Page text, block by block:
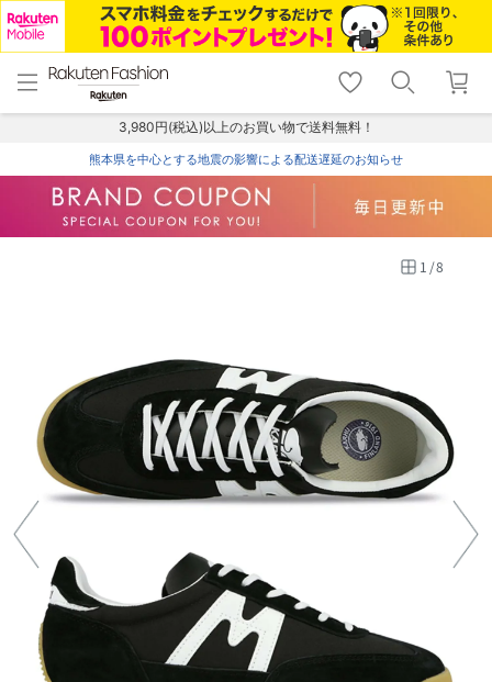
menu home
トップ
shopping_cart lock_outline
ログイン
3,980円(税込)以上のお買い物で送料無料！
熊本県を中心とする地震の影響による配送遅延のお知らせ
1 /8